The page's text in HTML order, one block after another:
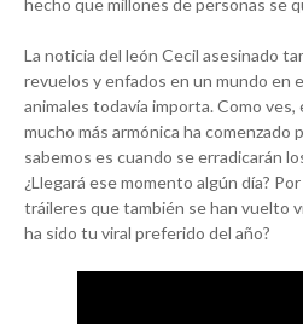
hecho que millones de personas se
La noticia del león Cecil asesinado
revuelos y enfados en un mundo en
animales todavía importa. Como ves,
mucho más armónica ha comenzado
sabemos es cuando se erradicarán
¿Llegará ese momento algún día?
tráileres que también se han vuelto
ha sido tu viral preferido del año?